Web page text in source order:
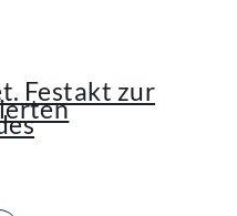
Festakt zur